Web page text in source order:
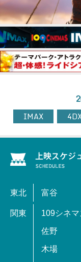
IMAX
東北 富谷
関東 109シネ
佐野
木場